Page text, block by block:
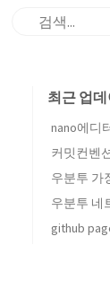
최근 업
nano에디
커밋컨벤
우분투 가
우분투 네